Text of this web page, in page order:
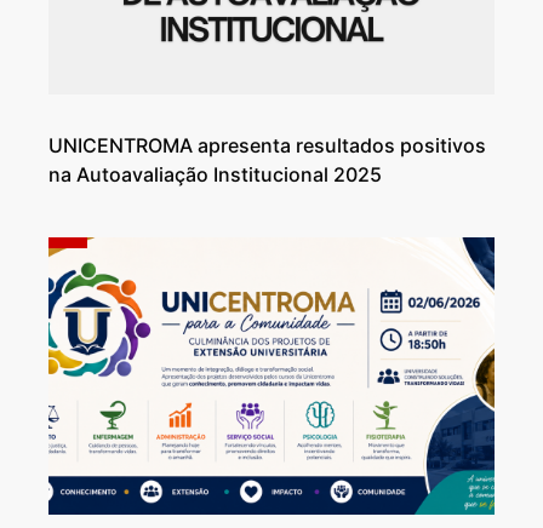
UNICENTROMA apresenta resultados positivos
na Autoavaliação Institucional 2025